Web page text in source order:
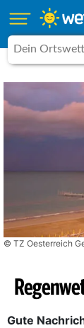
© TZ Oesterreich
Gute